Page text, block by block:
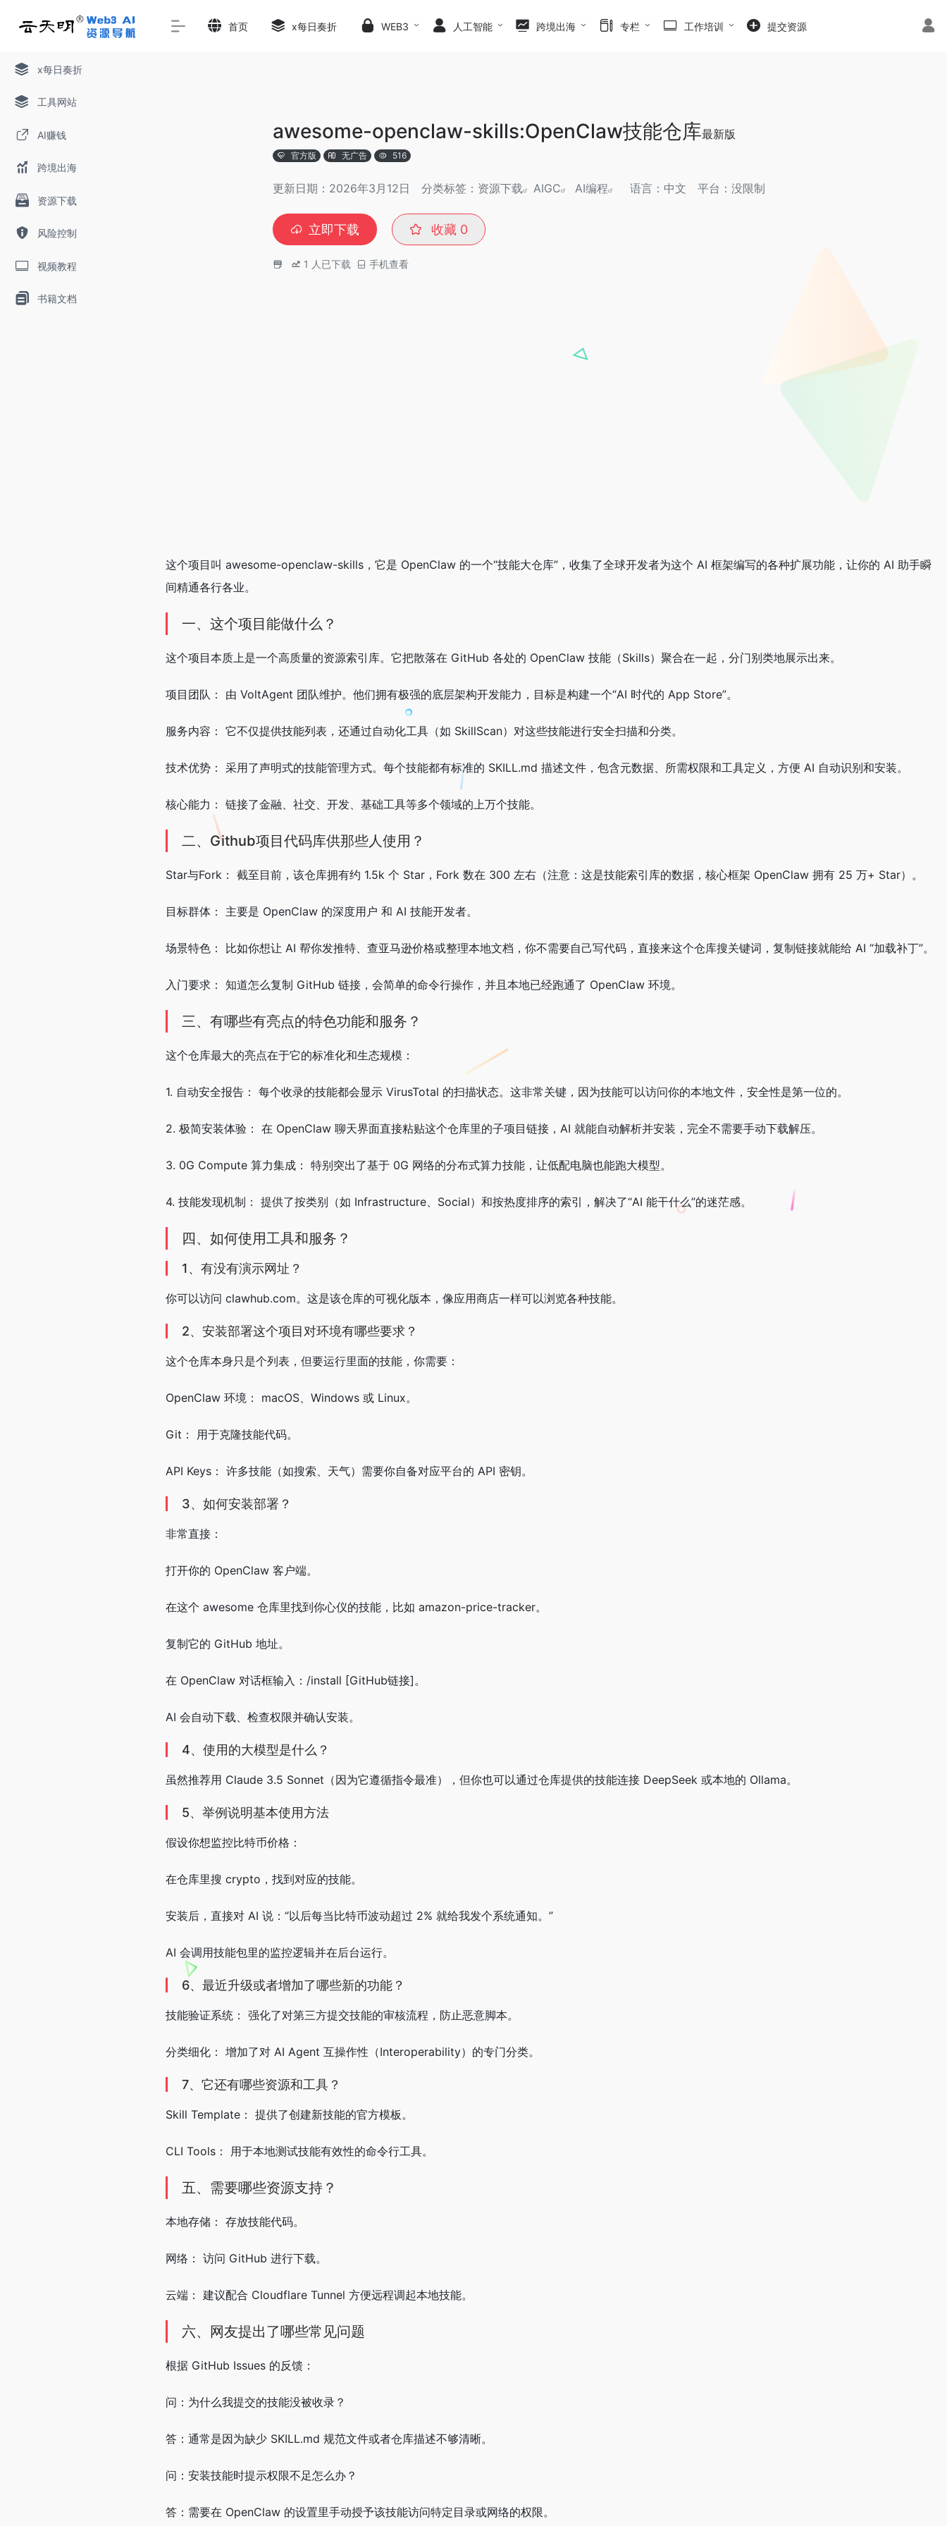
x每日奏折
工具网站
AI赚钱
跨境出海
资源下载
风险控制
视频教程
书籍文档
首页 x每日奏折 WEB3 人工智能 跨境出海 专栏 工作培训 提交资源
awesome-openclaw-skills:OpenClaw技能仓库最新版
官方版 无广告 516
更新日期：2026年3月12日 分类标签： 资源下载 AIGC AI编程 语言：中文 平台：没限制
立即下载 收藏 0
1 人已下载 手机查看
这个项目叫 awesome-openclaw-skills，它是 OpenClaw 的一个“技能大仓库”，收集了全球开发者为这个 AI 框架编写的各种扩展功能，让你的 AI 助手瞬
间精通各行各业。
一、这个项目能做什么？
这个项目本质上是一个高质量的资源索引库。它把散落在 GitHub 各处的 OpenClaw 技能（Skills）聚合在一起，分门别类地展示出来。
项目团队： 由 VoltAgent 团队维护。他们拥有极强的底层架构开发能力，目标是构建一个“AI 时代的 App Store”。
服务内容： 它不仅提供技能列表，还通过自动化工具（如 SkillScan）对这些技能进行安全扫描和分类。
技术优势： 采用了声明式的技能管理方式。每个技能都有标准的 SKILL.md 描述文件，包含元数据、所需权限和工具定义，方便 AI 自动识别和安装。
核心能力： 链接了金融、社交、开发、基础工具等多个领域的上万个技能。
二、Github项目代码库供那些人使用？
Star与Fork： 截至目前，该仓库拥有约 1.5k 个 Star，Fork 数在 300 左右（注意：这是技能索引库的数据，核心框架 OpenClaw 拥有 25 万+ Star）。
目标群体： 主要是 OpenClaw 的深度用户 和 AI 技能开发者。
场景特色： 比如你想让 AI 帮你发推特、查亚马逊价格或整理本地文档，你不需要自己写代码，直接来这个仓库搜关键词，复制链接就能给 AI “加载补丁”。
入门要求： 知道怎么复制 GitHub 链接，会简单的命令行操作，并且本地已经跑通了 OpenClaw 环境。
三、有哪些有亮点的特色功能和服务？
这个仓库最大的亮点在于它的标准化和生态规模：
1. 自动安全报告： 每个收录的技能都会显示 VirusTotal 的扫描状态。这非常关键，因为技能可以访问你的本地文件，安全性是第一位的。
2. 极简安装体验： 在 OpenClaw 聊天界面直接粘贴这个仓库里的子项目链接，AI 就能自动解析并安装，完全不需要手动下载解压。
3. 0G Compute 算力集成： 特别突出了基于 0G 网络的分布式算力技能，让低配电脑也能跑大模型。
4. 技能发现机制： 提供了按类别（如 Infrastructure、Social）和按热度排序的索引，解决了“AI 能干什么”的迷茫感。
四、如何使用工具和服务？
1、有没有演示网址？
你可以访问 clawhub.com。这是该仓库的可视化版本，像应用商店一样可以浏览各种技能。
2、安装部署这个项目对环境有哪些要求？
这个仓库本身只是个列表，但要运行里面的技能，你需要：
OpenClaw 环境： macOS、Windows 或 Linux。
Git： 用于克隆技能代码。
API Keys： 许多技能（如搜索、天气）需要你自备对应平台的 API 密钥。
3、如何安装部署？
非常直接：
打开你的 OpenClaw 客户端。
在这个 awesome 仓库里找到你心仪的技能，比如 amazon-price-tracker。
复制它的 GitHub 地址。
在 OpenClaw 对话框输入：/install [GitHub链接]。
AI 会自动下载、检查权限并确认安装。
4、使用的大模型是什么？
虽然推荐用 Claude 3.5 Sonnet（因为它遵循指令最准），但你也可以通过仓库提供的技能连接 DeepSeek 或本地的 Ollama。
5、举例说明基本使用方法
假设你想监控比特币价格：
在仓库里搜 crypto，找到对应的技能。
安装后，直接对 AI 说：“以后每当比特币波动超过 2% 就给我发个系统通知。”
AI 会调用技能包里的监控逻辑并在后台运行。
6、最近升级或者增加了哪些新的功能？
技能验证系统： 强化了对第三方提交技能的审核流程，防止恶意脚本。
分类细化： 增加了对 AI Agent 互操作性（Interoperability）的专门分类。
7、它还有哪些资源和工具？
Skill Template： 提供了创建新技能的官方模板。
CLI Tools： 用于本地测试技能有效性的命令行工具。
五、需要哪些资源支持？
本地存储： 存放技能代码。
网络： 访问 GitHub 进行下载。
云端： 建议配合 Cloudflare Tunnel 方便远程调起本地技能。
六、网友提出了哪些常见问题
根据 GitHub Issues 的反馈：
问：为什么我提交的技能没被收录？
答：通常是因为缺少 SKILL.md 规范文件或者仓库描述不够清晰。
问：安装技能时提示权限不足怎么办？
答：需要在 OpenClaw 的设置里手动授予该技能访问特定目录或网络的权限。